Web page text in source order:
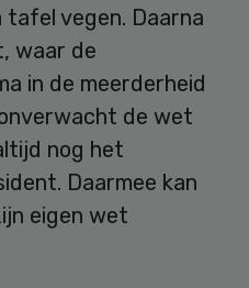
vegen. Daarna
waar de
in de meerderheid
de wet
nog het
Daarmee kan
eigen wet